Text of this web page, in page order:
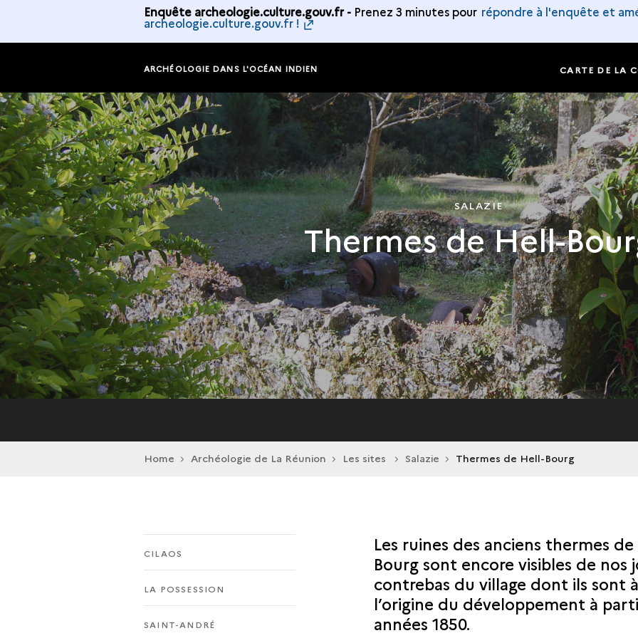
Enquête archeologie.culture.gouv.fr - Prenez 3 minutes pour répondre à l'enquête et
archeologie.culture.gouv.fr !
ARCHÉOLOGIE DANS L'OCÉAN INDIEN CARTE DE LA
SALAZIE
Thermes de Hell-
Home Archéologie de La Réunion Les sites Salazie Thermes de Hell-Bourg
CILAOS
LA POSSESSION
SAINT-ANDRÉ
Les ruines des anciens thermes
Bourg sont encore visibles de nos
contrebas du village dont ils sont à
l’origine du développement à
années 1850.